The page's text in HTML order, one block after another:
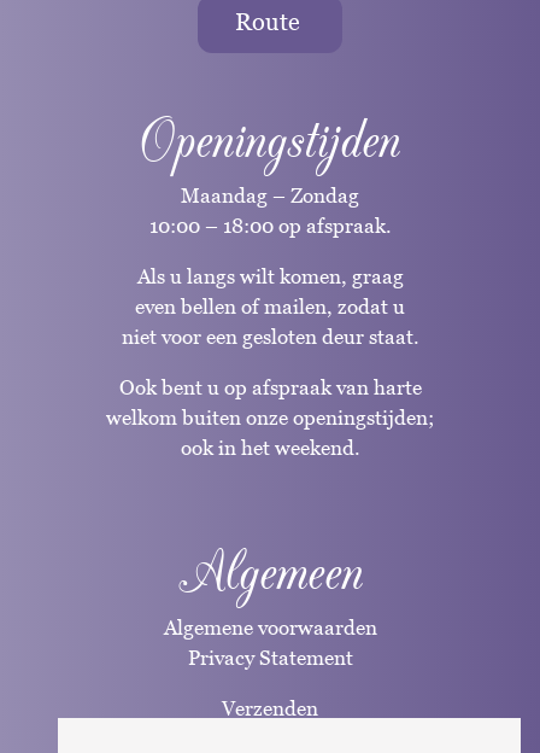
Route
Openingstijden
Maandag – Zondag
10:00 – 18:00 op afspraak.
Als u langs wilt komen, graag
even bellen of mailen, zodat u
niet voor een gesloten deur staat.
Ook bent u op afspraak van harte
welkom buiten onze openingstijden;
ook in het weekend.
Algemeen
Algemene voorwaarden
Privacy Statement
Verzenden